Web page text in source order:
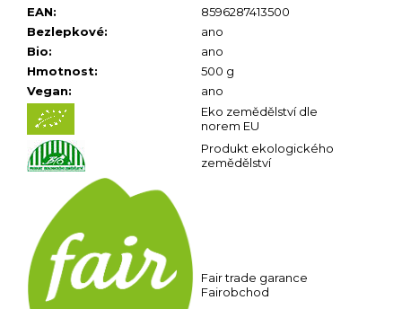
EAN:
8596287413500
Bezlepkové:
ano
Bio:
ano
Hmotnost:
500 g
Vegan:
ano
Eko zemědělství dle
norem EU
Produkt ekologického
zemědělství
Fair trade garance
Fairobchod
?
ú
č